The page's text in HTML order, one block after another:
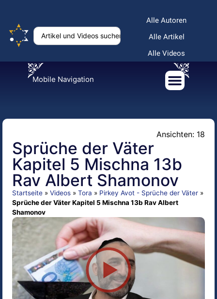
Alle Autoren
Alle Artikel
Alle Videos
Mobile Navigation
Ansichten: 18
Sprüche der Väter
Kapitel 5 Mischna 13b
Rav Albert Shamonov
Startseite » Videos » Tora » Pirkey Avot - Sprüche der Väter »
Sprüche der Väter Kapitel 5 Mischna 13b Rav Albert
Shamonov